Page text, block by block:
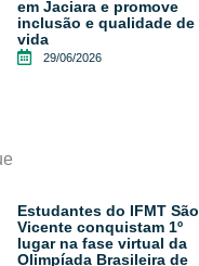
em Jaciara e promove
inclusão e qualidade de
vida
29/06/2026
Estudantes do IFMT São
Vicente conquistam 1º
lugar na fase virtual da
Olimpíada Brasileira de